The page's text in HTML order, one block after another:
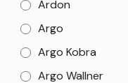
Ardon
Argo
Argo Kobra
Argo Wallner